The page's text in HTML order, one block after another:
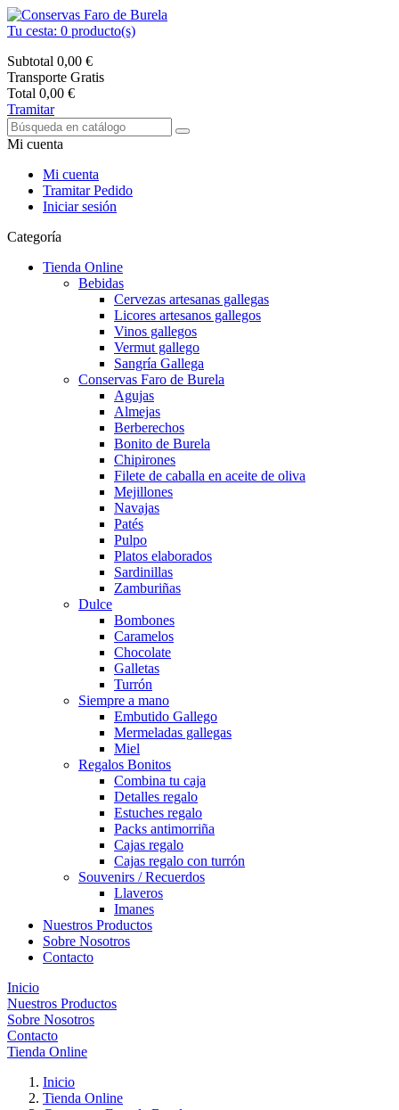
Tu cesta: 0 producto(s)
Subtotal 0,00 €
Transporte Gratis
Total 0,00 €
Tramitar
Mi cuenta
Mi cuenta
Tramitar Pedido
Iniciar sesión
Categoría
Tienda Online
Bebidas
Cervezas artesanas gallegas
Licores artesanos gallegos
Vinos gallegos
Vermut gallego
Sangría Gallega
Conservas Faro de Burela
Agujas
Almejas
Berberechos
Bonito de Burela
Chipirones
Filete de caballa en aceite de oliva
Mejillones
Navajas
Patés
Pulpo
Platos elaborados
Sardinillas
Zamburiñas
Dulce
Bombones
Caramelos
Chocolate
Galletas
Turrón
Siempre a mano
Embutido Gallego
Mermeladas gallegas
Miel
Regalos Bonitos
Combina tu caja
Detalles regalo
Estuches regalo
Packs antimorriña
Cajas regalo
Cajas regalo con turrón
Souvenirs / Recuerdos
Llaveros
Imanes
Nuestros Productos
Sobre Nosotros
Contacto
Inicio
Nuestros Productos
Sobre Nosotros
Contacto
Tienda Online
Inicio
Tienda Online